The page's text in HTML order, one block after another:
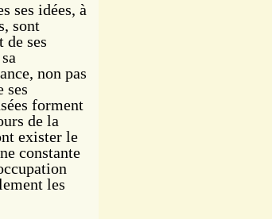
ses idées, à
sont
ses
non pas
ses
forment
de la
exister le
constante
les